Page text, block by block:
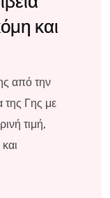
και
από την
της Γης με
τιμή,